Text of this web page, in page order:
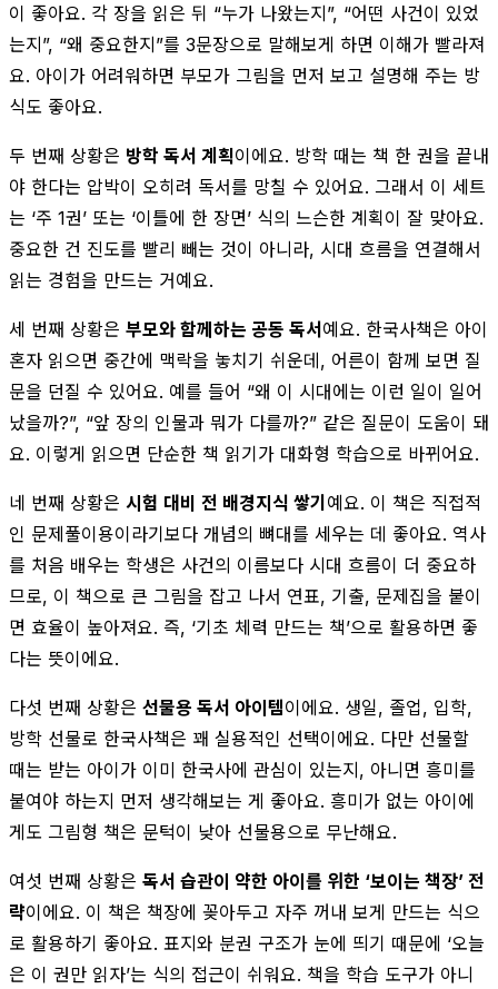
이 좋아요. 각 장을 읽은 뒤 “누가 나왔는지”, “어떤 사건이 있었
는지”, “왜 중요한지”를 3문장으로 말해보게 하면 이해가 빨라져
요. 아이가 어려워하면 부모가 그림을 먼저 보고 설명해 주는 방
식도 좋아요.
두 번째 상황은 방학 독서 계획이에요. 방학 때는 책 한 권을 끝내
야 한다는 압박이 오히려 독서를 망칠 수 있어요. 그래서 이 세트
는 ‘주 1권’ 또는 ‘이틀에 한 장면’ 식의 느슨한 계획이 잘 맞아요.
중요한 건 진도를 빨리 빼는 것이 아니라, 시대 흐름을 연결해서
읽는 경험을 만드는 거예요.
세 번째 상황은 부모와 함께하는 공동 독서예요. 한국사책은 아이
혼자 읽으면 중간에 맥락을 놓치기 쉬운데, 어른이 함께 보면 질
문을 던질 수 있어요. 예를 들어 “왜 이 시대에는 이런 일이 일어
났을까?”, “앞 장의 인물과 뭐가 다를까?” 같은 질문이 도움이 돼
요. 이렇게 읽으면 단순한 책 읽기가 대화형 학습으로 바뀌어요.
네 번째 상황은 시험 대비 전 배경지식 쌓기 예요. 이 책은 직접적
인 문제풀이용이라기보다 개념의 뼈대를 세우는 데 좋아요. 역사
를 처음 배우는 학생은 사건의 이름보다 시대 흐름이 더 중요하
므로, 이 책으로 큰 그림을 잡고 나서 연표, 기출, 문제집을 붙이
면 효율이 높아져요. 즉, ‘기초 체력 만드는 책’으로 활용하면 좋
다는 뜻이에요.
다섯 번째 상황은 선물용 독서 아이템이에요. 생일, 졸업, 입학,
방학 선물로 한국사책은 꽤 실용적인 선택이에요. 다만 선물할
때는 받는 아이가 이미 한국사에 관심이 있는지, 아니면 흥미를
붙여야 하는지 먼저 생각해보는 게 좋아요. 흥미가 없는 아이에
게도 그림형 책은 문턱이 낮아 선물용으로 무난해요.
여섯 번째 상황은 독서 습관이 약한 아이를 위한 ‘보이는 책장’ 전
략이에요. 이 책은 책장에 꽂아두고 자주 꺼내 보게 만드는 식으
로 활용하기 좋아요. 표지와 분권 구조가 눈에 띄기 때문에 ‘오늘
은 이 권만 읽자’는 식의 접근이 쉬워요. 책을 학습 도구가 아니